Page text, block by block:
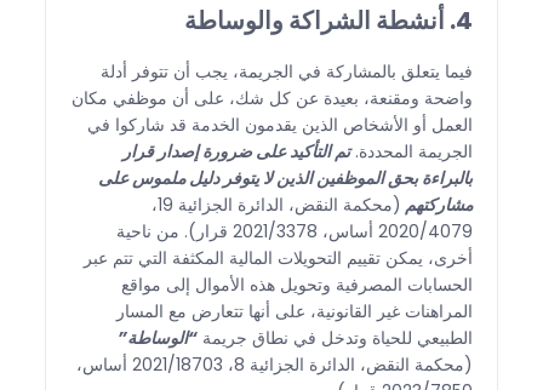
4. أنشطة الشراكة والوساطة
فيما يتعلق بالمشاركة في الجريمة، يجب أن تتوفر أدلة
واضحة ومقنعة، بعيدة عن كل شك، على أن موظفي مكان
العمل أو الأشخاص الذين يقدمون الخدمة قد شاركوا في
الجريمة المحددة.تم التأكيد على ضرورة إصدار قرار
بالبراءة بحق الموظفين الذين لا يتوفر دليل ملموس على
مشاركتهم
(محكمة النقض، الدائرة الجزائية 19،
2020/4079 أساس، 2021/3378 قرار). من ناحية
أخرى، يمكن تقييم التحويلات المالية المكثفة التي تتم عبر
الحسابات المصرفية وتحويل هذه الأموال إلى مواقع
المراهنات غير القانونية، على أنها تتعارض مع المسار
الطبيعي للحياة وتدخل في نطاق جريمة“الوساطة”
(محكمة النقض، الدائرة الجزائية 8، 2021/18703 أساس،